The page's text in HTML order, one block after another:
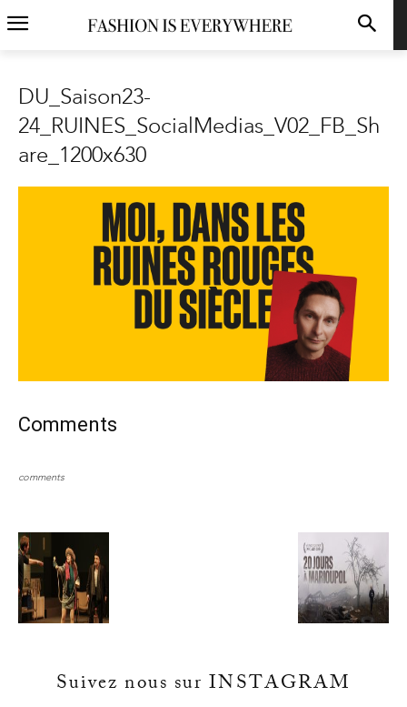
DU_Saison23-
24_RUINES_SocialMedias_V02_FB_Sh
are_1200x630
Comments
comments
Suivez nous sur INSTAGRAM